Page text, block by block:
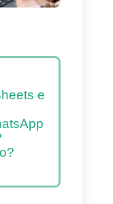
Sheets e